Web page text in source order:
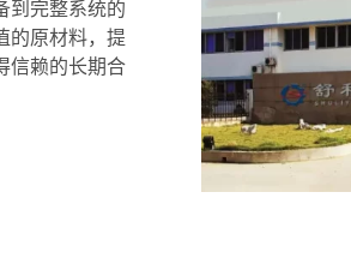
到完整系统的
的原材料，提
信赖的长期合